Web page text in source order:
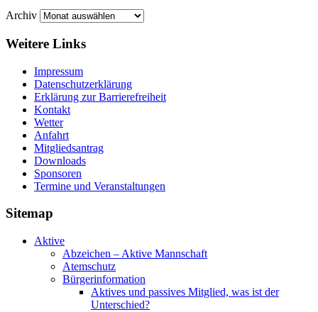
Archiv
Weitere Links
Impressum
Datenschutzerklärung
Erklärung zur Barriere­frei­heit
Kontakt
Wetter
Anfahrt
Mitgliedsantrag
Downloads
Sponsoren
Termine und Veranstaltungen
Sitemap
Aktive
Abzeichen – Aktive Mannschaft
Atemschutz
Bürgerinformation
Aktives und passives Mitglied, was ist der
Unterschied?